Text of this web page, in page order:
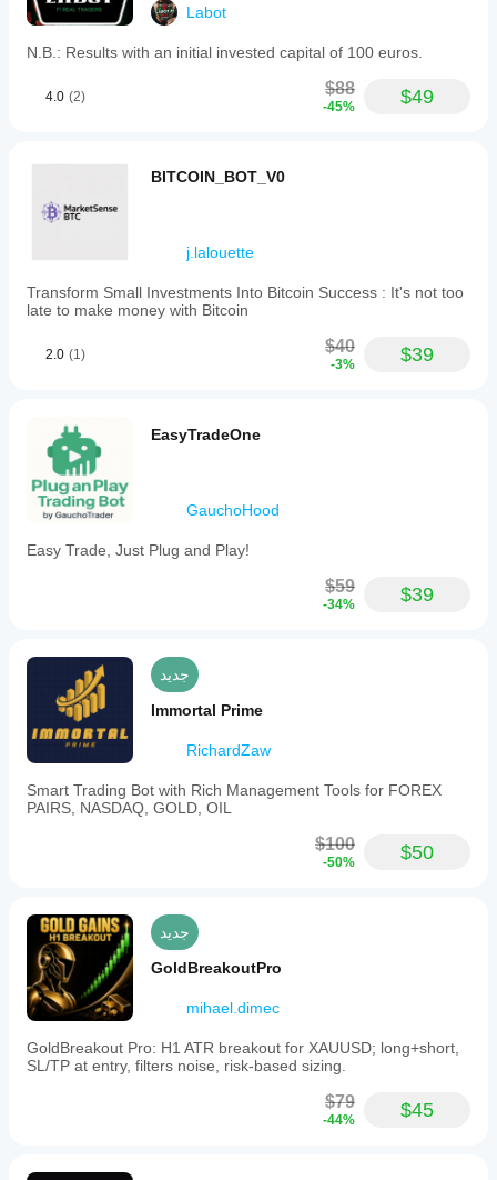
Labot
N.B.: Results with an initial invested capital of 100 euros.
4.0 (2) $88
-45% $49
BITCOIN_BOT_V0
j.lalouette
Transform Small Investments Into Bitcoin Success : It's not too
late to make money with Bitcoin
2.0 (1) $40
-3% $39
EasyTradeOne
GauchoHood
Easy Trade, Just Plug and Play!
$59
-34% $39
جديد
Immortal Prime
RichardZaw
Smart Trading Bot with Rich Management Tools for FOREX
PAIRS, NASDAQ, GOLD, OIL
$100
-50% $50
جديد
GoldBreakoutPro
mihael.dimec
GoldBreakout Pro: H1 ATR breakout for XAUUSD; long+short,
SL/TP at entry, filters noise, risk-based sizing.
$79
-44% $45